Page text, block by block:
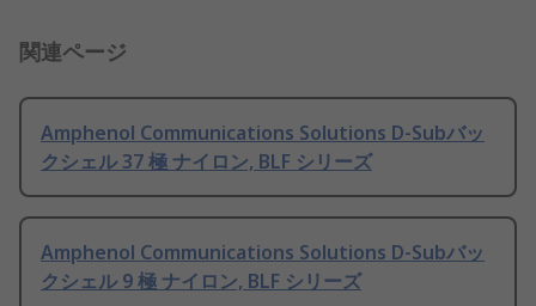
関連ページ
Amphenol Communications Solutions D-Subバッ
クシェル 37 極 ナイロン, BLF シリーズ
Amphenol Communications Solutions D-Subバッ
クシェル 9 極 ナイロン, BLF シリーズ